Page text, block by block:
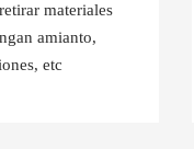
materiales
amianto,
etc